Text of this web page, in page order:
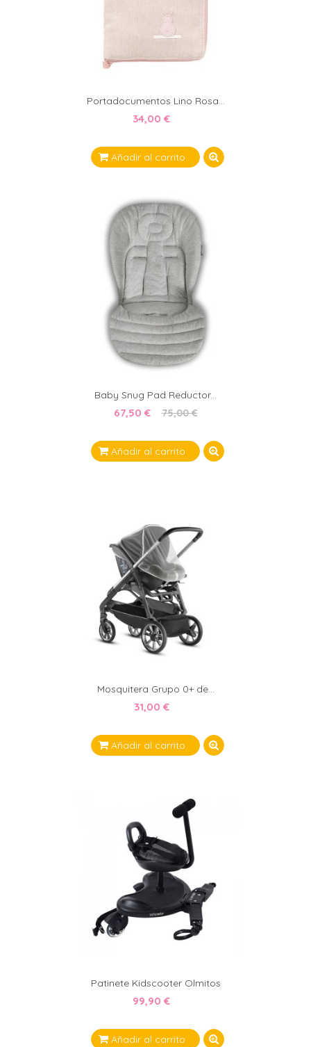
Portadocumentos Lino Rosa...
34,00 €
Añadir al carrito
Baby Snug Pad Reductor...
67,50 € 75,00 €
Añadir al carrito
Mosquitera Grupo 0+ de...
31,00 €
Añadir al carrito
Patinete Kidscooter Olmitos
99,90 €
Añadir al carrito